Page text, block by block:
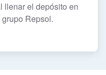
llenar el depósito en
Repsol.